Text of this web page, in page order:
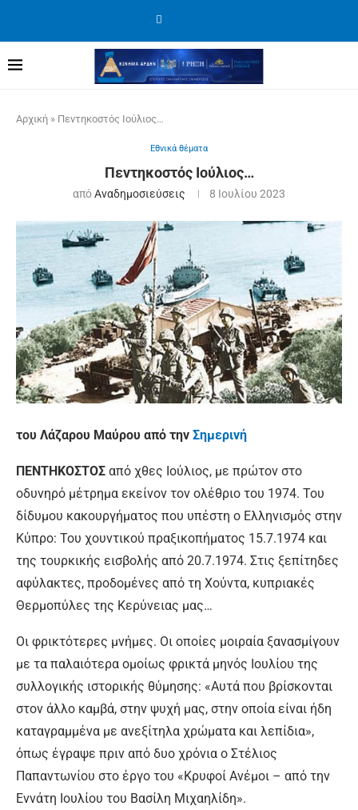
Αρχική » Πεντηκοστός Ιούλιος…
Εθνικά θέματα
Πεντηκοστός Ιούλιος…
απόΑναδημοσιεύσεις 8 Ιουλίου 2023
του Λάζαρου Μαύρου από την Σημερινή
ΠΕΝΤΗΚΟΣΤΟΣ από χθες Ιούλιος, με πρώτον στο
οδυνηρό μέτρημα εκείνον τον ολέθριο του 1974. Του
δίδυμου κακουργήματος που υπέστη ο Ελληνισμός στην
Κύπρο: Του χουντικού πραξικοπήματος 15.7.1974 και
της τουρκικής εισβολής από 20.7.1974. Στις ξεπίτηδες
αφύλακτες, προδομένες από τη Χούντα, κυπριακές
Θερμοπύλες της Κερύνειας μας…
Οι φρικτότερες μνήμες. Οι οποίες μοιραία ξανασμίγουν
με τα παλαιότερα ομοίως φρικτά μηνός Ιουλίου της
συλλογικής ιστορικής θύμησης: «Αυτά που βρίσκονται
στον άλλο καμβά, στην ψυχή μας, στην οποία είναι ήδη
καταγραμμένα με ανεξίτηλα χρώματα και λεπίδια»,
όπως έγραψε πριν από δυο χρόνια ο Στέλιος
Παπαντωνίου στο έργο του «Κρυφοί Ανέμοι – από την
Εννάτη Ιουλίου του Βασίλη Μιχαηλίδη».